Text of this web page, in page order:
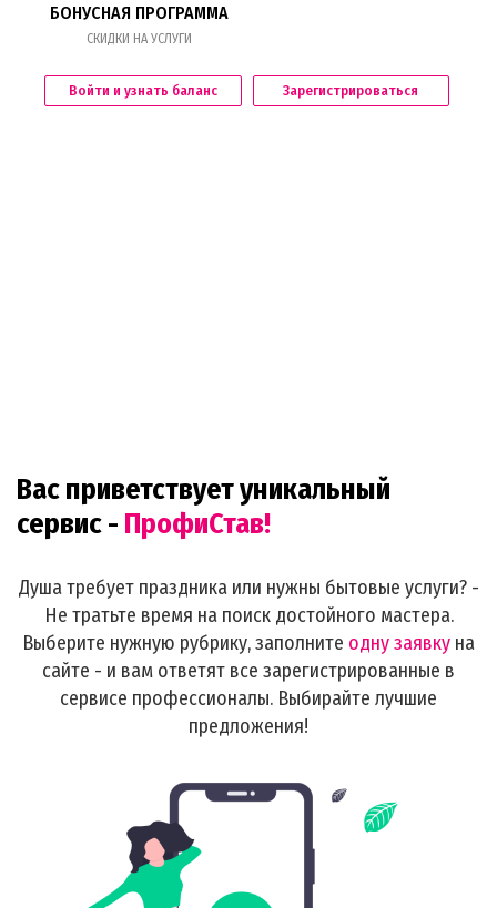
БОНУСНАЯ ПРОГРАММА
СКИДКИ НА УСЛУГИ
Войти и узнать баланс Зарегистрироваться
Вас приветствует уникальный
сервис - ПрофиСтав!
Душа требует праздника или нужны бытовые услуги? -
Не тратьте время на поиск достойного мастера.
Выберите нужную рубрику, заполните одну заявку на
сайте - и вам ответят все зарегистрированные в
сервисе профессионалы. Выбирайте лучшие
предложения!